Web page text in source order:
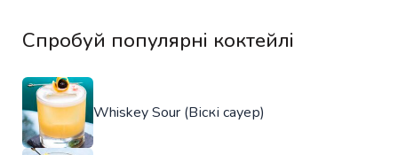
Спробуй популярні коктейлі
Whiskey Sour (Віскі сауер)